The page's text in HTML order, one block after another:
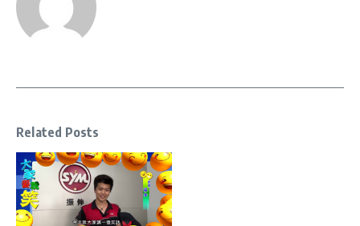
Related Posts